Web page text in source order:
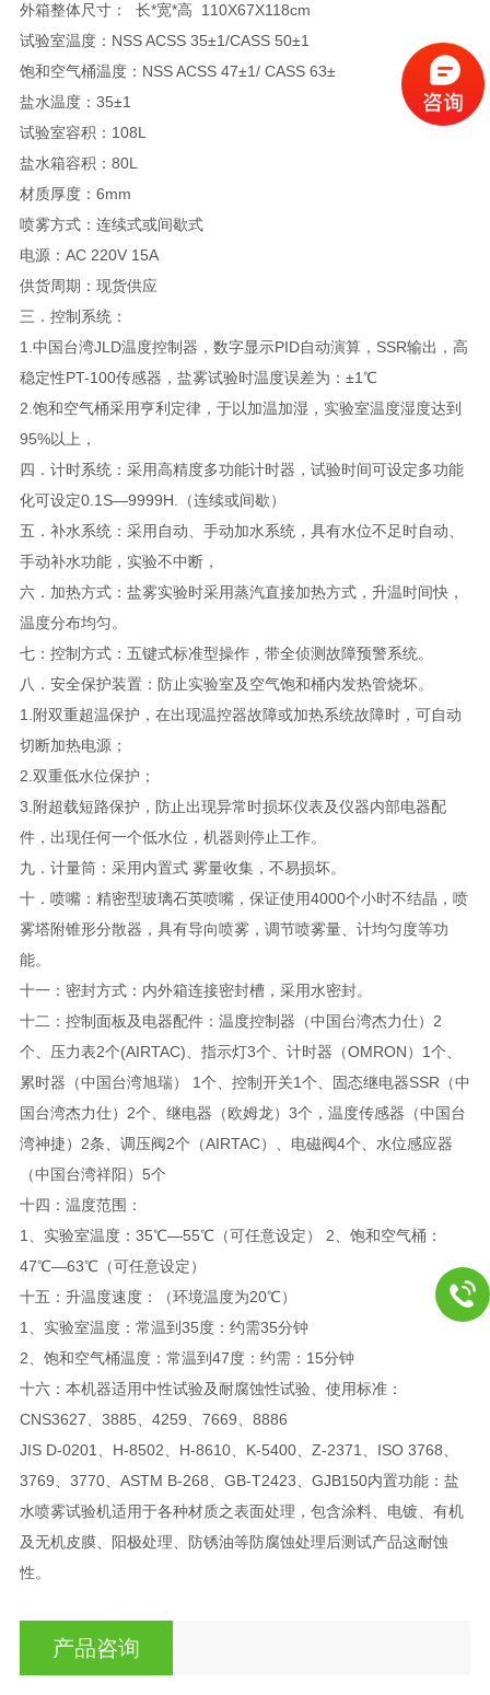
外箱整体尺寸： 长*宽*高 110X67X118cm
试验室温度：NSS ACSS 35±1/CASS 50±1
饱和空气桶温度：NSS ACSS 47±1/ CASS 63±
盐水温度：35±1
试验室容积：108L
盐水箱容积：80L
材质厚度：6mm
喷雾方式：连续式或间歇式
电源：AC 220V 15A
供货周期：现货供应
三．控制系统：
1.中国台湾JLD温度控制器，数字显示PID自动演算，SSR输出，高
稳定性PT-100传感器，盐雾试验时温度误差为：±1℃
2.饱和空气桶采用亨利定律，于以加温加湿，实验室温度湿度达到
95%以上，
四．计时系统：采用高精度多功能计时器，试验时间可设定多功能
化可设定0.1S—9999H.（连续或间歇）
五．补水系统：采用自动、手动加水系统，具有水位不足时自动、
手动补水功能，实验不中断，
六．加热方式：盐雾实验时采用蒸汽直接加热方式，升温时间快，
温度分布均匀。
七：控制方式：五键式标准型操作，带全侦测故障预警系统。
八．安全保护装置：防止实验室及空气饱和桶内发热管烧坏。
1.附双重超温保护，在出现温控器故障或加热系统故障时，可自动
切断加热电源；
2.双重低水位保护；
3.附超载短路保护，防止出现异常时损坏仪表及仪器内部电器配
件，出现任何一个低水位，机器则停止工作。
九．计量筒：采用内置式 雾量收集，不易损坏。
十．喷嘴：精密型玻璃石英喷嘴，保证使用4000个小时不结晶，喷
雾塔附锥形分散器，具有导向喷雾，调节喷雾量、计均匀度等功
能。
十一：密封方式：内外箱连接密封槽，采用水密封。
十二：控制面板及电器配件：温度控制器（中国台湾杰力仕）2
个、压力表2个(AIRTAC)、指示灯3个、计时器（OMRON）1个、
累时器（中国台湾旭瑞） 1个、控制开关1个、固态继电器SSR（中
国台湾杰力仕）2个、继电器（欧姆龙）3个，温度传感器（中国台
湾神捷）2条、调压阀2个（AIRTAC）、电磁阀4个、水位感应器
（中国台湾祥阳）5个
十四：温度范围：
1、实验室温度：35℃—55℃（可任意设定） 2、饱和空气桶：
47℃—63℃（可任意设定）
十五：升温度速度：（环境温度为20℃）
1、实验室温度：常温到35度：约需35分钟
2、饱和空气桶温度：常温到47度：约需：15分钟
十六：本机器适用中性试验及耐腐蚀性试验、使用标准：
CNS3627、3885、4259、7669、8886
JIS D-0201、H-8502、H-8610、K-5400、Z-2371、ISO 3768、
3769、3770、ASTM B-268、GB-T2423、GJB150内置功能：盐
水喷雾试验机适用于各种材质之表面处理，包含涂料、电镀、有机
及无机皮膜、阳极处理、防锈油等防腐蚀处理后测试产品这耐蚀
性。
产品咨询